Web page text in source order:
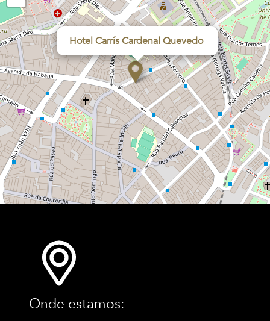
Hotel Carrís Cardenal Quevedo
Onde estamos: